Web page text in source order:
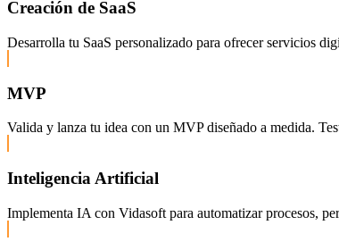
Creación de SaaS
Desarrolla tu SaaS personalizado para ofrecer servicios
MVP
Valida y lanza tu idea con un MVP diseñado a medida.
Inteligencia Artificial
Implementa IA con Vidasoft para automatizar procesos,